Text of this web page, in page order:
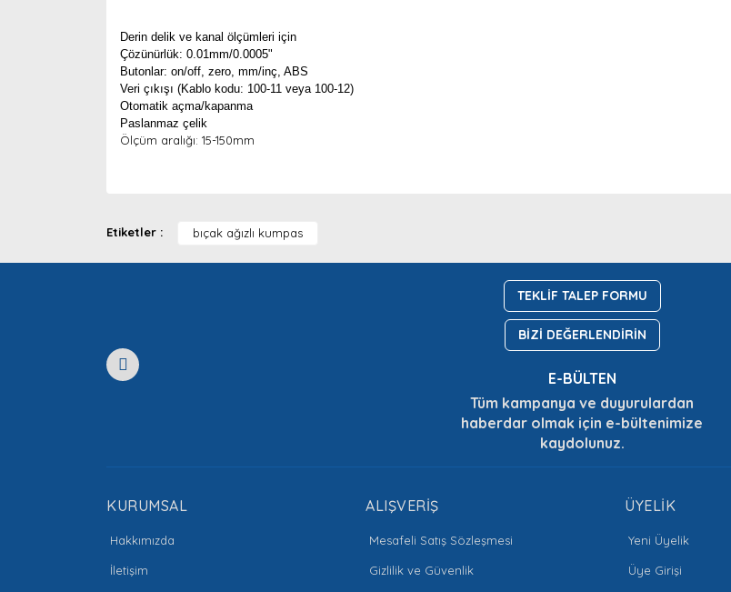
Derin delik ve kanal ölçümleri için
Çözünürlük: 0.01mm/0.0005"
Butonlar: on/off, zero, mm/inç, ABS
Veri çıkışı (Kablo kodu: 100-11 veya 100-12)
Otomatik açma/kapanma
Paslanmaz çelik
Ölçüm aralığı: 15-150mm
Etiketler : bıçak ağızlı kumpas
TEKLİF TALEP FORMU
BİZİ DEĞERLENDİRİN
E-BÜLTEN
Tüm kampanya ve duyurulardan
haberdar olmak için e-bültenimize
kaydolunuz.
KURUMSAL
Hakkımızda
İletişim
ALIŞVERİŞ
Mesafeli Satış Sözleşmesi
Gizlilik ve Güvenlik
ÜYELİK
Yeni Üyelik
Üye Girişi